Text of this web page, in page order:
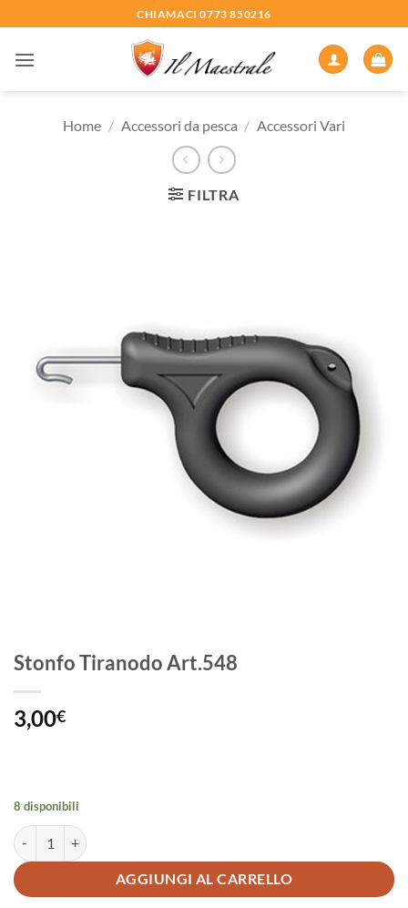
ai
contenuti
CHIAMACI 0773 850216
Home / Accessori da pesca / Accessori Vari
FILTRA
Stonfo Tiranodo Art.548
3,00€
8 disponibili
Stonfo Tiranodo Art.548 quantità
AGGIUNGI AL CARRELLO